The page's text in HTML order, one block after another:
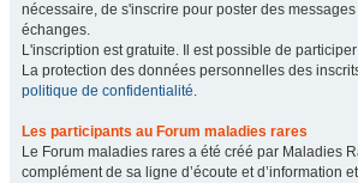
nécessaire, de s'inscrire pour poster des
échanges.
L'inscription est gratuite. Il est possible de
La protection des données personnelles des
politique de confidentialité.
Les participants au Forum maladies rares
Le Forum maladies rares a été créé par Maladies
complément de sa ligne d’écoute et d’information